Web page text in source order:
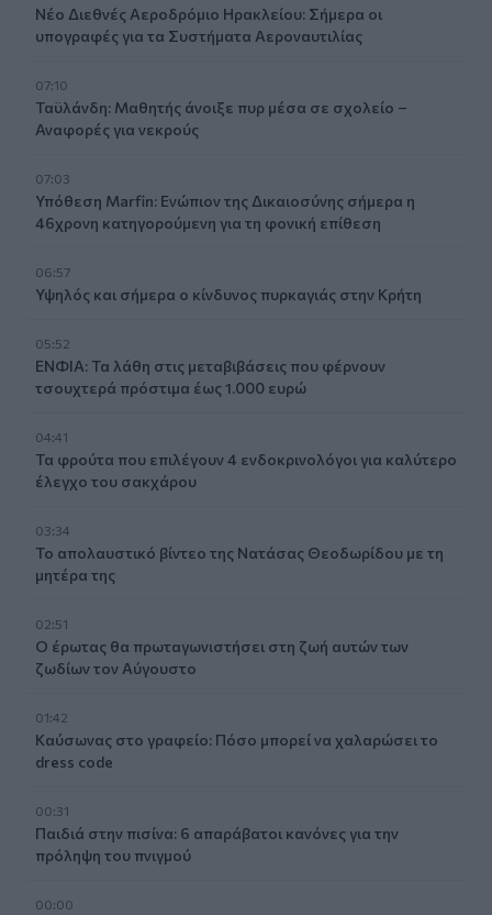
Νέο Διεθνές Αεροδρόμιο Ηρακλείου: Σήμερα οι
υπογραφές για τα Συστήματα Αεροναυτιλίας
07:10
Ταϋλάνδη: Μαθητής άνοιξε πυρ μέσα σε σχολείο –
Αναφορές για νεκρούς
07:03
Υπόθεση Marfin: Ενώπιον της Δικαιοσύνης σήμερα η
46χρονη κατηγορούμενη για τη φονική επίθεση
06:57
Υψηλός και σήμερα ο κίνδυνος πυρκαγιάς στην Κρήτη
05:52
ΕΝΦΙΑ: Τα λάθη στις μεταβιβάσεις που φέρνουν
τσουχτερά πρόστιμα έως 1.000 ευρώ
04:41
Τα φρούτα που επιλέγουν 4 ενδοκρινολόγοι για καλύτερο
έλεγχο του σακχάρου
03:34
Το απολαυστικό βίντεο της Νατάσας Θεοδωρίδου με τη
μητέρα της
02:51
Ο έρωτας θα πρωταγωνιστήσει στη ζωή αυτών των
ζωδίων τον Αύγουστο
01:42
Καύσωνας στο γραφείο: Πόσο μπορεί να χαλαρώσει το
dress code
00:31
Παιδιά στην πισίνα: 6 απαράβατοι κανόνες για την
πρόληψη του πνιγμού
00:00